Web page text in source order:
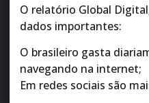
O relatório Global
dados importantes:
O brasileiro gasta
navegando na internet;
Em redes sociais são